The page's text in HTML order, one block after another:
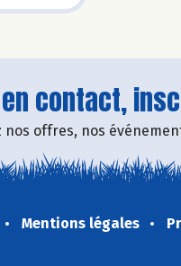
contact,
nos offres, nos
Mentions légales